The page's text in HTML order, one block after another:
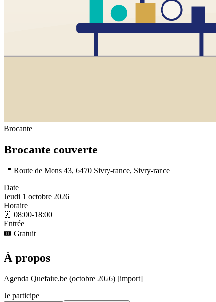
Brocante
Brocante couverte
📍 Route de Mons 43, 6470 Sivry-rance, Sivry-rance
Date
Jeudi 1 octobre 2026
Horaire
⏰ 08:00-18:00
Entrée
🎟️ Gratuit
À propos
Agenda Quefaire.be (octobre 2026) [import]
Je participe